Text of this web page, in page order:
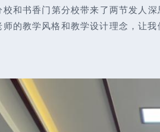
和书香门第分校带来了两节发人
的教学风格和教学设计理念，让